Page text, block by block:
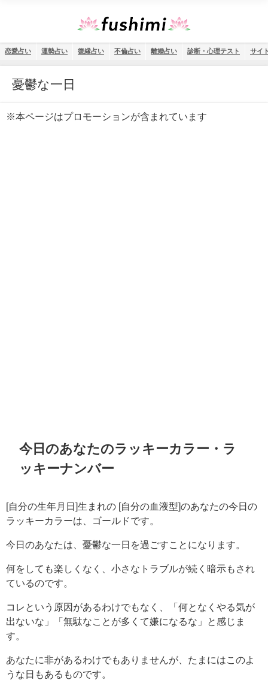
恋愛占い 運勢占い 復縁占い 不倫占い 離婚占い 診断・心理テスト サイ
憂鬱な一日
※本ページはプロモーションが含まれています
今日のあなたのラッキーカラー・ラ
ッキーナンバー
[自分の生年月日]生まれの [自分の血液型]のあなたの今日の
ラッキーカラーは、ゴールドです。
今日のあなたは、憂鬱な一日を過ごすことになります。
何をしても楽しくなく、小さなトラブルが続く暗示もされ
ているのです。
コレという原因があるわけでもなく、「何となくやる気が
出ないな」「無駄なことが多くて嫌になるな」と感じま
す。
あなたに非があるわけでもありませんが、たまにはこのよ
うな日もあるものです。